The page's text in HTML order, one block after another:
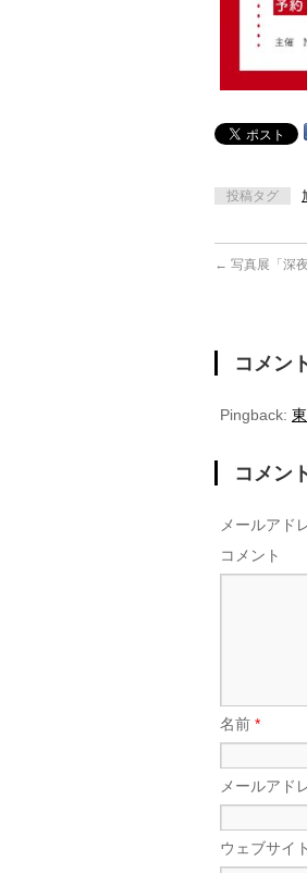
投稿タグ
← 写真展「深
コメン
Pingback:
コメン
メールアド
コメント
名前 *
メールアド
ウェブサイト